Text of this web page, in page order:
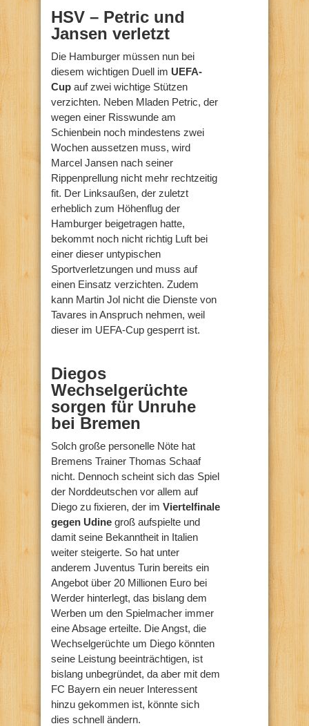
HSV – Petric und
Jansen verletzt
Die Hamburger müssen nun bei
diesem wichtigen Duell im UEFA-
Cup auf zwei wichtige Stützen
verzichten. Neben Mladen Petric, der
wegen einer Risswunde am
Schienbein noch mindestens zwei
Wochen aussetzen muss, wird
Marcel Jansen nach seiner
Rippenprellung nicht mehr rechtzeitig
fit. Der Linksaußen, der zuletzt
erheblich zum Höhenflug der
Hamburger beigetragen hatte,
bekommt noch nicht richtig Luft bei
einer dieser untypischen
Sportverletzungen und muss auf
einen Einsatz verzichten. Zudem
kann Martin Jol nicht die Dienste von
Tavares in Anspruch nehmen, weil
dieser im UEFA-Cup gesperrt ist.
Diegos
Wechselgerüchte
sorgen für Unruhe
bei Bremen
Solch große personelle Nöte hat
Bremens Trainer Thomas Schaaf
nicht. Dennoch scheint sich das Spiel
der Norddeutschen vor allem auf
Diego zu fixieren, der im Viertelfinale
gegen Udine groß aufspielte und
damit seine Bekanntheit in Italien
weiter steigerte. So hat unter
anderem Juventus Turin bereits ein
Angebot über 20 Millionen Euro bei
Werder hinterlegt, das bislang dem
Werben um den Spielmacher immer
eine Absage erteilte. Die Angst, die
Wechselgerüchte um Diego könnten
seine Leistung beeinträchtigen, ist
bislang unbegründet, da aber mit dem
FC Bayern ein neuer Interessent
hinzu gekommen ist, könnte sich
dies schnell ändern.